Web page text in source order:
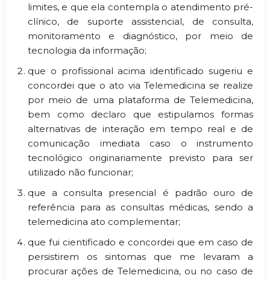
limites, e que ela contempla o atendimento pré-
clínico, de suporte assistencial, de consulta,
monitoramento e diagnóstico, por meio de
tecnologia da informação;
que o profissional acima identificado sugeriu e
concordei que o ato via Telemedicina se realize
por meio de uma plataforma de Telemedicina,
bem como declaro que estipulamos formas
alternativas de interação em tempo real e de
comunicação imediata caso o instrumento
tecnológico originariamente previsto para ser
utilizado não funcionar;
que a consulta presencial é padrão ouro de
referência para as consultas médicas, sendo a
telemedicina ato complementar;
que fui cientificado e concordei que em caso de
persistirem os sintomas que me levaram a
procurar ações de Telemedicina, ou no caso de